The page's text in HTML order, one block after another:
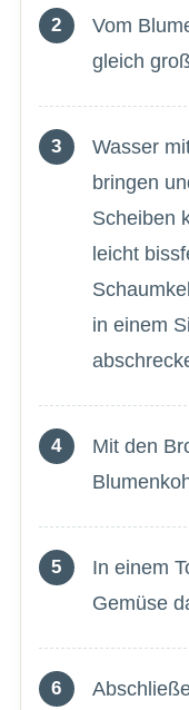
Vom
gleich
Wasser
bringen
Scheiben
leicht
in einem
Mit den
In einem
Gemüse